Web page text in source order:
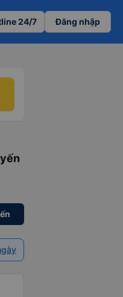
24/7 Đăng nhập